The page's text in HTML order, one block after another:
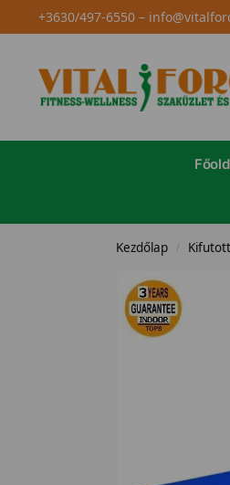
+3630/497-6550–
Kezdőlap /